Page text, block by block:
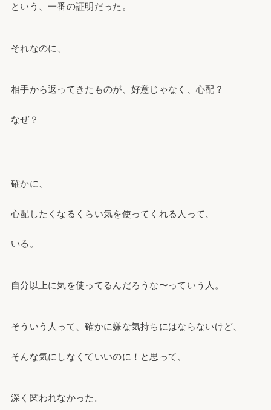
という、一番の証明だった。
それなのに、
相手から返ってきたものが、好意じゃなく、心配？
なぜ？
確かに、
心配したくなるくらい気を使ってくれる人って、
いる。
自分以上に気を使ってるんだろうな〜っていう人。
そういう人って、確かに嫌な気持ちにはならないけど、
そんな気にしなくていいのに！と思って、
深く関われなかった。